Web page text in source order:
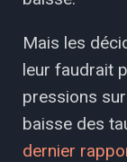
Mais les
leur faudrait
pressions
baisse des
dernier